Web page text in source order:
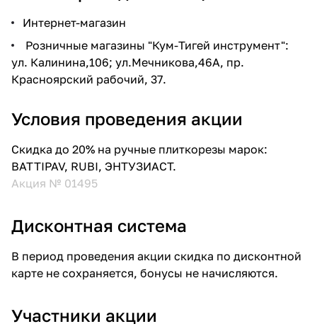
Интернет-магазин
Розничные магазины "Кум-Тигей инструмент":
ул. Калинина,106; ул.Мечникова,46А, пр.
Красноярский рабочий, 37.
Условия проведения акции
Скидка до 20% на ручные плиткорезы марок:
BATTIPAV, RUBI, ЭНТУЗИАСТ.
Акция № 01495
Дисконтная система
В период проведения акции скидка по дисконтной
карте не сохраняется, бонусы не начисляются.
Участники акции